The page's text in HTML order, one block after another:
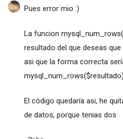
Pues error mio :)
La funcion
resultado del que deseas
asi que la forma correcta
El código quedaría asi, he
de datos, porque tenias dos